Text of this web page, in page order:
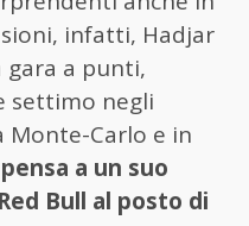
infatti, Hadjar
a punti,
settimo negli
Monte-Carlo e in
a un suo
Bull al posto di